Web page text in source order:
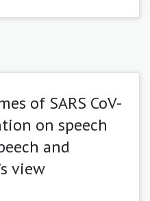
of SARS CoV-
on speech
and
view